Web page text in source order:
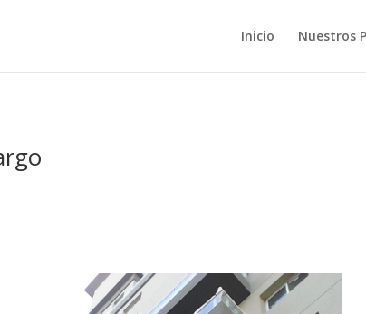
Inicio Nuestros